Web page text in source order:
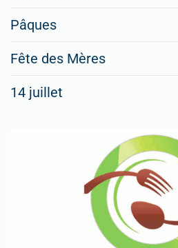
Pâques
Fête des Mères
14 juillet